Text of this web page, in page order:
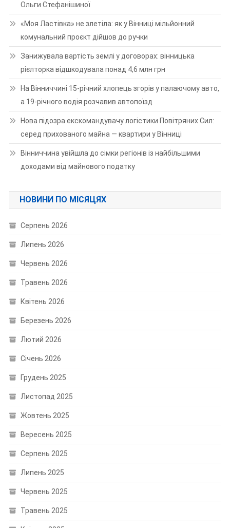
Ольги Стефанішиної
«Моя Ластівка» не злетіла: як у Вінниці мільйонний
комунальний проєкт дійшов до ручки
Занижувала вартість землі у договорах: вінницька
рієлторка відшкодувала понад 4,6 млн грн
На Вінниччині 15-річний хлопець згорів у палаючому авто,
а 19-річного водія розчавив автопоїзд
Нова підозра екскомандувачу логістики Повітряних Сил:
серед прихованого майна — квартири у Вінниці
Вінниччина увійшла до сімки регіонів із найбільшими
доходами від майнового податку
НОВИНИ ПО МІСЯЦЯХ
Серпень 2026
Липень 2026
Червень 2026
Травень 2026
Квітень 2026
Березень 2026
Лютий 2026
Січень 2026
Грудень 2025
Листопад 2025
Жовтень 2025
Вересень 2025
Серпень 2025
Липень 2025
Червень 2025
Травень 2025